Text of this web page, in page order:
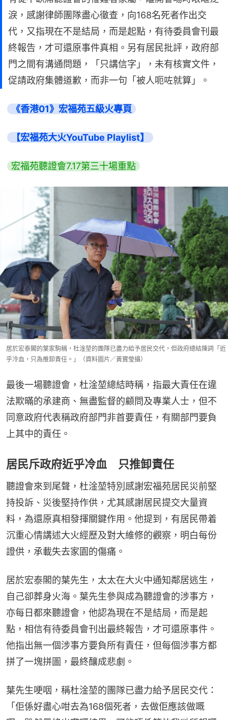
淚，感謝律師團隊盡心徹查，向168名死者作出交
代，又指現在不是結局，而是起點，有待委員會刊最
終報告，才可還原事件真相。另有居民批評，政府部
門之間有溝通問題，「只講信字」，未有核實文件，
促請政府集體道歉，而非一句「被人呃咗就算」。
《香港01》宏福苑五級火專頁
【宏福苑大火YouTube Playlist】
宏福苑聽證會7.17第三十場重點
居於宏泰閣的葉家駒稱，杜淦堃的團隊已盡力給予居民交代，但政府總結陳詞「近
乎冷血，只為推卸責任。」（資料圖片／黃寶瑩攝）
最後一場聽證會，杜淦堃總結時稱，指最大責任在違
法欺暪的承建商、無盡監督的顧問及專業人士，但不
同意政府代表稱政府部門非首要責任，有關部門要負
上其中的責任。
居民斥政府近乎冷血 只推卸責任
聽證會來到尾聲，杜淦堃特別感謝宏福苑居民災前堅
持投訴、災後堅持作供，尤其感謝居民提交大量資
料，為還原真相發揮關鍵作用。他提到，有居民帶着
沉重心情講述大火經歷及對大維修的觀察，明白每份
證供，承載失去家園的傷痛。
居於宏泰閣的葉先生，太太在大火中通知鄰居逃生，
自己卻葬身火海。葉先生參與成為聽證會的涉事方，
亦每日都來聽證會，他認為現在不是結局，而是起
點，相信有待委員會刊出最終報告，才可還原事件。
他指出無一個涉事方要負所有責任，但每個涉事方都
拼了一塊拼圖，最終釀成悲劇。
葉先生哽咽，稱杜淦堃的團隊已盡力給予居民交代：
「佢係好盡心咁去為168個死者，去做佢應該做嘅